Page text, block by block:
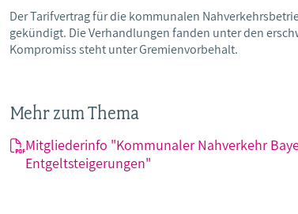
Der Tarifvertrag für die kommunalen
gekündigt. Die Verhandlungen fanden unter den
Kompromiss steht unter Gremienvorbehalt.
Mehr zum Thema
Mitgliederinfo "Kommunaler Nahverkehr
Entgeltsteigerungen"